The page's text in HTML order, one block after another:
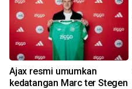
Ajax resmi umumkan
kedatangan Marc ter Stegen